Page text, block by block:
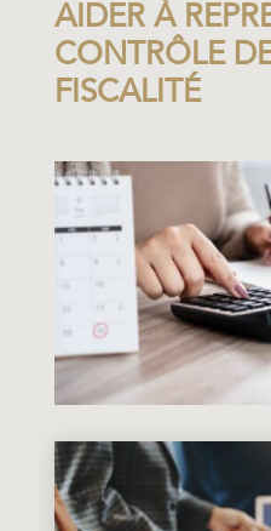
AIDER À
CONTRÔLE
FISCALITÉ